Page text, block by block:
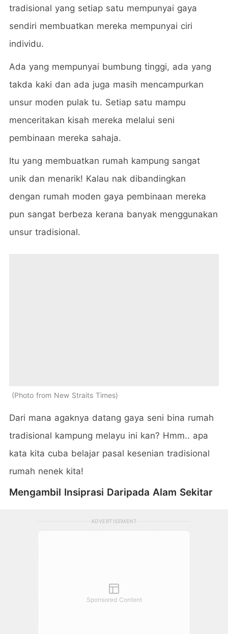
tradisional yang setiap satu mempunyai gaya
sendiri membuatkan mereka mempunyai ciri
individu.
Ada yang mempunyai bumbung tinggi, ada yang
takda kaki dan ada juga masih mencampurkan
unsur moden pulak tu. Setiap satu mampu
menceritakan kisah mereka melalui seni
pembinaan mereka sahaja.
Itu yang membuatkan rumah kampung sangat
unik dan menarik! Kalau nak dibandingkan
dengan rumah moden gaya pembinaan mereka
pun sangat berbeza kerana banyak menggunakan
unsur tradisional.
Photo from New Straits Times
Dari mana agaknya datang gaya seni bina rumah
tradisional kampung melayu ini kan? Hmm.. apa
kata kita cuba belajar pasal kesenian tradisional
rumah nenek kita!
Mengambil Insiprasi Daripada Alam Sekitar
ADVERTISEMENT
Sponsored Content